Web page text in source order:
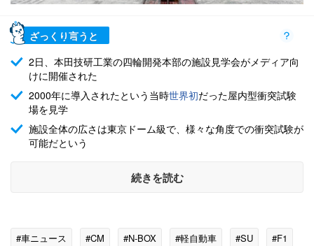
ざっくり言うと
2日、本田技研工業の四輪開発本部の施設見学会がメディア向
けに開催された
2000年に導入されたという当時世界初だった屋内型衝突試験
場を見学
施設全体の広さは東京ドーム級で、様々な角度での衝突試験が
可能だという
続きを読む
#車ニュース #CM #N-BOX #軽自動車 #SU
#F1